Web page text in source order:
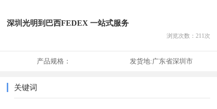
深圳光明到巴西FEDEX 一站式服务
浏览次数： 211次
产品规格： 发货地:广东省深圳市
关键词